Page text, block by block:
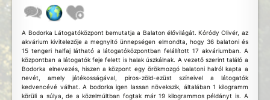
A Bodorka Látogatóközpont bemutatja a Balaton élővilágát. Kóródy Olivér, az
akvárium kivitelezője a megnyitó ünnepségen elmondta, hogy 36 balatoni és
15 tengeri halfaj látható a látogatóközpontban felállított 17 akváriumban. A
központban a látogatók feje felett is halak úszkálnak. A vezető szerint találó a
Bodorka elnevezés, hiszen a központ egy örökmozgó balatoni halról kapta a
nevét, amely játékosságával, piros-zöld-ezüst színeivel a látogatók
kedvencévé válhat. A bodorka igen lassan növekszik, általában 1 kilogramm
körüli a súlya, de a közelmúltban fogtak már 19 kilogrammos példányt is. A